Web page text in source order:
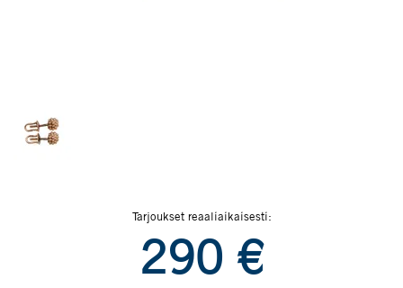
Tarjoukset reaaliaikaisesti:
290 €